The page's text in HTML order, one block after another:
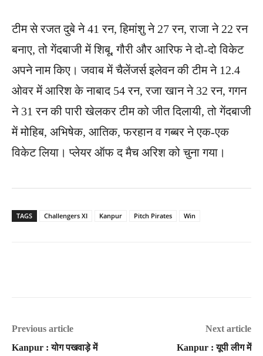
टीम से रजत दुबे ने 41 रन, हिमांशु ने 27 रन, राजा ने 22 रन
बनाए, तो गेंदबाजी में ​शिबू, गौरी और आरिफ ने दो-दो विकेट
अपने नाम किए। जवाब में चैलेंजर्स इलेवन की टीम ने 12.4
ओवर में आरिश के नाबाद 54 रन, रजा खान ने 32 रन, गगन
ने 31 रन की पारी खेलकर टीम को जीत दिलायी, तो गेंदबाजी
में मोहिब, अ​भिषेक, आतिक, फरहान व गब्बर ने एक-एक
विकेट लिया। प्लेयर ऑफ द मैच अरिश को चुना गया।
TAGS Challengers XI Kanpur Pitch Pirates Win
Previous article
Kanpur : योग पखवाड़े में
Next article
Kanpur : यूपी लीग में